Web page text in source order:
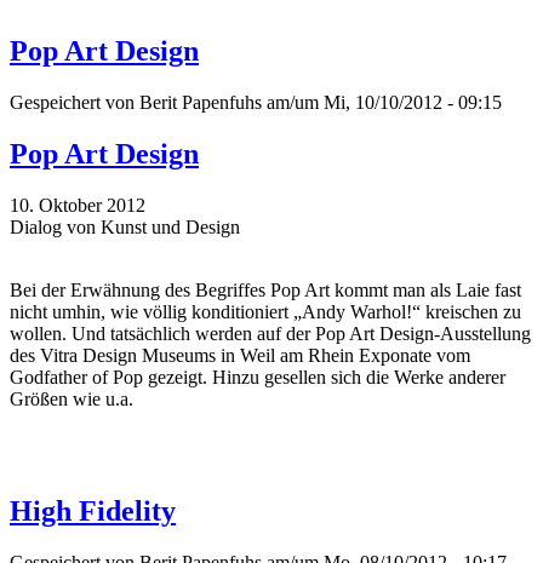
Pop Art Design
Gespeichert von Berit Papenfuhs am/um Mi, 10/10/2012 - 09:15
Pop Art Design
10. Oktober 2012
Dialog von Kunst und Design
Bei der Erwähnung des Begriffes Pop Art kommt man als Laie fast
nicht umhin, wie völlig konditioniert „Andy Warhol!“ kreischen zu
wollen. Und tatsächlich werden auf der Pop Art Design-Ausstellung
des Vitra Design Museums in Weil am Rhein Exponate vom
Godfather of Pop gezeigt. Hinzu gesellen sich die Werke anderer
Größen wie u.a.
High Fidelity